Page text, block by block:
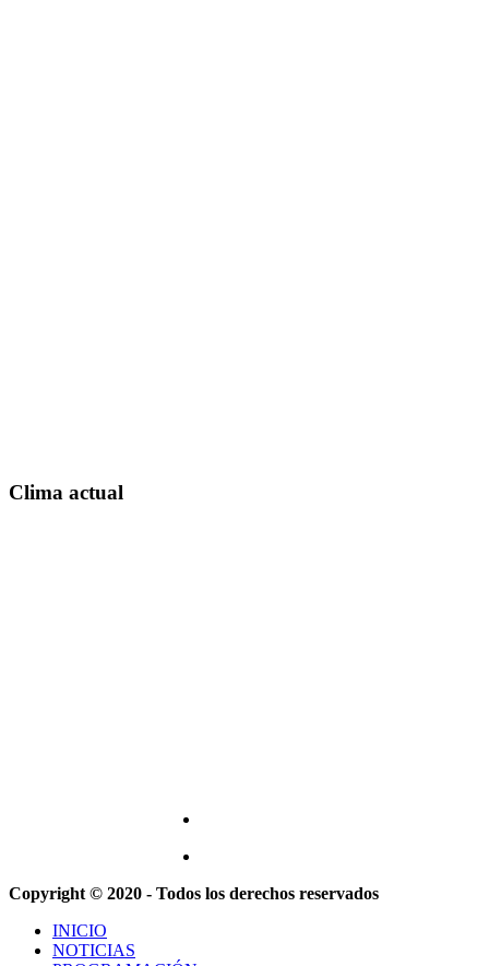
Clima actual
Copyright © 2020 - Todos los derechos reservados
INICIO
NOTICIAS